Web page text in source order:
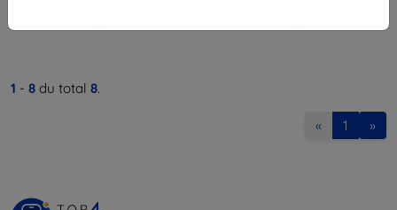
1 - 8 du total 8.
« 1 »